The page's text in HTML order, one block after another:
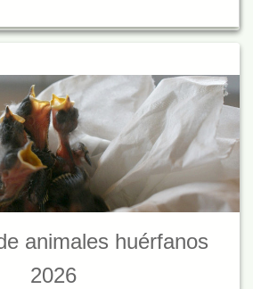
animales huérfanos
2026